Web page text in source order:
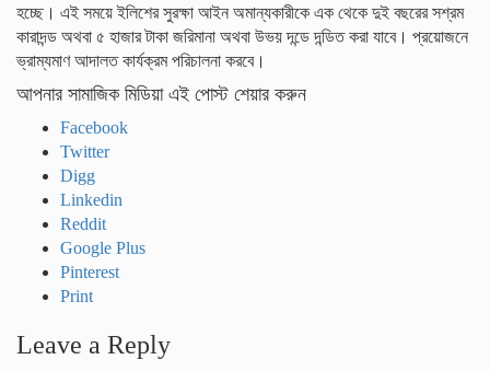
হচ্ছে। এই সময়ে ইলিশের সুরক্ষা আইন অমান্যকারীকে এক থেকে দুই বছরের সশ্রম
কারাদন্ড অথবা ৫ হাজার টাকা জরিমানা অথবা উভয় দন্ডে দন্ডিত করা যাবে। প্রয়োজনে
ভ্রাম্যমাণ আদালত কার্যক্রম পরিচালনা করবে।
আপনার সামাজিক মিডিয়া এই পোস্ট শেয়ার করুন
Facebook
Twitter
Digg
Linkedin
Reddit
Google Plus
Pinterest
Print
Leave a Reply